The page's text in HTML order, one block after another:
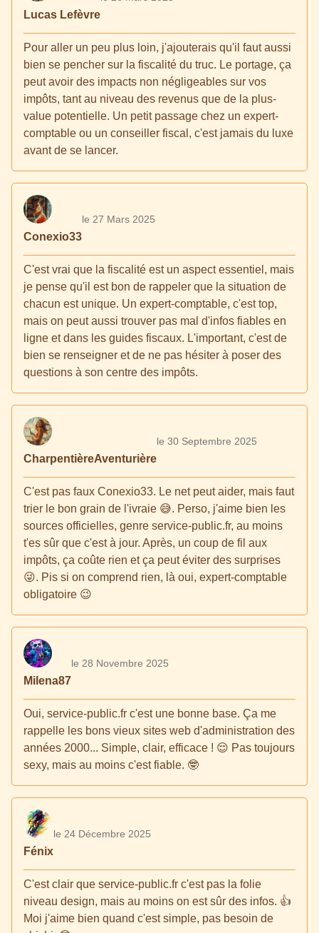
Lucas Lefèvre
Pour aller un peu plus loin, j'ajouterais qu'il faut aussi
bien se pencher sur la fiscalité du truc. Le portage, ça
peut avoir des impacts non négligeables sur vos
impôts, tant au niveau des revenus que de la plus-
value potentielle. Un petit passage chez un expert-
comptable ou un conseiller fiscal, c'est jamais du luxe
avant de se lancer.
Conexio33
le 27 Mars 2025
C'est vrai que la fiscalité est un aspect essentiel, mais
je pense qu'il est bon de rappeler que la situation de
chacun est unique. Un expert-comptable, c'est top,
mais on peut aussi trouver pas mal d'infos fiables en
ligne et dans les guides fiscaux. L'important, c'est de
bien se renseigner et de ne pas hésiter à poser des
questions à son centre des impôts.
CharpentièreAventurière
le 30 Septembre 2025
C'est pas faux Conexio33. Le net peut aider, mais faut
trier le bon grain de l'ivraie 😅. Perso, j'aime bien les
sources officielles, genre service-public.fr, au moins
t'es sûr que c'est à jour. Après, un coup de fil aux
impôts, ça coûte rien et ça peut éviter des surprises
😜. Pis si on comprend rien, là oui, expert-comptable
obligatoire 😉
Milena87
le 28 Novembre 2025
Oui, service-public.fr c'est une bonne base. Ça me
rappelle les bons vieux sites web d'administration des
années 2000... Simple, clair, efficace ! 😌 Pas toujours
sexy, mais au moins c'est fiable. 🤓
Fénix
le 24 Décembre 2025
C'est clair que service-public.fr c'est pas la folie
niveau design, mais au moins on est sûr des infos. 👍
Moi j'aime bien quand c'est simple, pas besoin de